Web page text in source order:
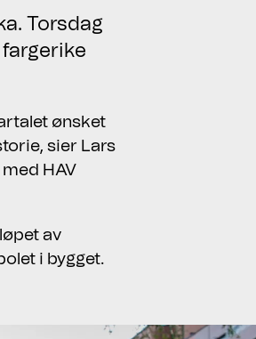
Torsdag
ønsket
sier Lars
HAV
av
i bygget.